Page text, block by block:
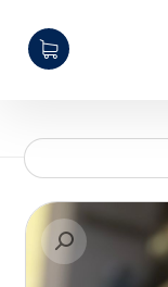
تكبير الصورة